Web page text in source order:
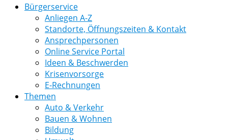
Bürgerservice
Anliegen A-Z
Standorte, Öffnungszeiten & Kontakt
Ansprechpersonen
Online Service Portal
Ideen & Beschwerden
Krisenvorsorge
E-Rechnungen
Themen
Auto & Verkehr
Bauen & Wohnen
Bildung